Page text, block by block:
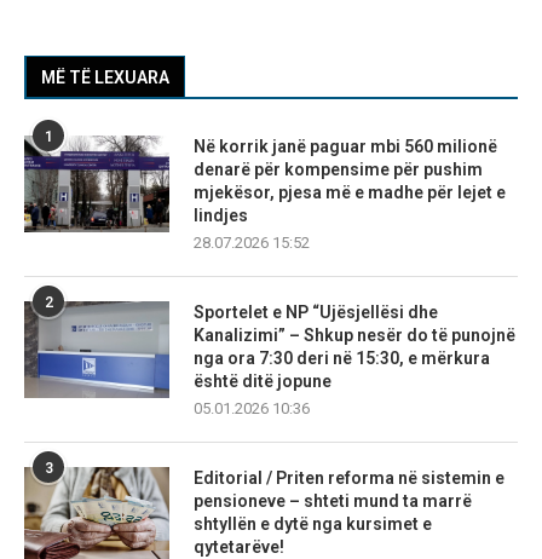
MË TË LEXUARA
1
Në korrik janë paguar mbi 560 milionë
denarë për kompensime për pushim
mjekësor, pjesa më e madhe për lejet e
lindjes
28.07.2026 15:52
2
Sportelet e NP “Ujësjellësi dhe
Kanalizimi” – Shkup nesër do të punojnë
nga ora 7:30 deri në 15:30, e mërkura
është ditë jopune
05.01.2026 10:36
3
Editorial / Priten reforma në sistemin e
pensioneve – shteti mund ta marrë
shtyllën e dytë nga kursimet e
qytetarëve!